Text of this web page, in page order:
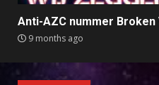
Anti-AZC nummer
9 months ago